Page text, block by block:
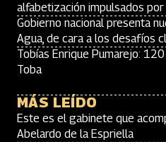
alfabetización impulsados
Gobierno nacional presenta
Agua, de cara a los desafíos
Tobías Enrique Pumarejo:
Toba
MÁS LEÍDO
Este es el gabinete que
Abelardo de la Espriella